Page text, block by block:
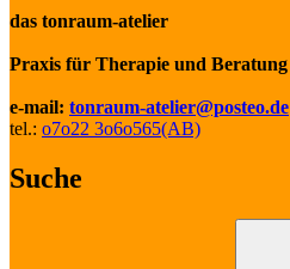
das tonraum-atelier
Praxis für Therapie und Beratung
e-mail: tonraum-atelier@posteo.de
tel.: o7o22 3o6o565(AB)
Suche